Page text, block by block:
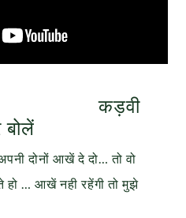
दोनों आखें दे दो… तो वो
हो … आखें नही रहेंगी तो मुझे